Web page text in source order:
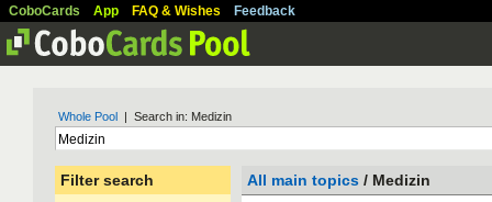
CoboCards App FAQ & Wishes Feedback
Whole Pool | Search in: Medizin
Filter search All main topics / Medizin